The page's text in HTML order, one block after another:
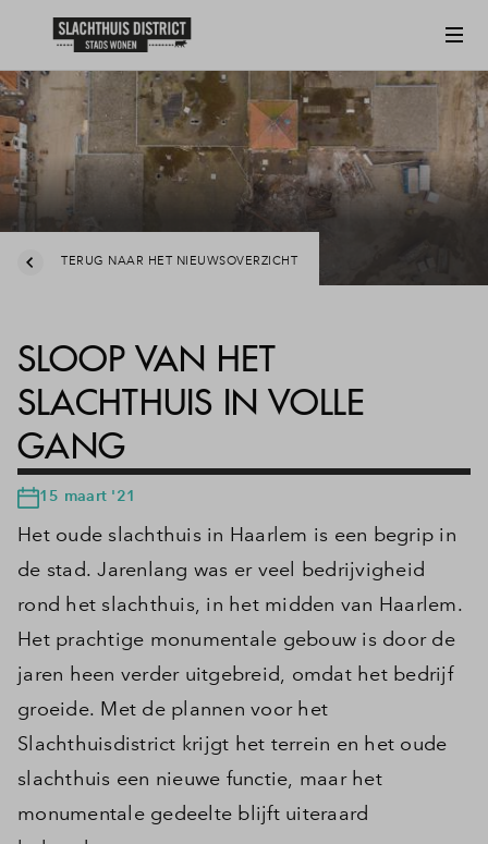
TERUG NAAR HET NIEUWSOVERZICHT
SLOOP VAN HET
SLACHTHUIS IN VOLLE
GANG
15 maart '21
Het oude slachthuis in Haarlem is een begrip in
de stad. Jarenlang was er veel bedrijvigheid
rond het slachthuis, in het midden van Haarlem.
Het prachtige monumentale gebouw is door de
jaren heen verder uitgebreid, omdat het bedrijf
groeide. Met de plannen voor het
Slachthuisdistrict krijgt het terrein en het oude
slachthuis een nieuwe functie, maar het
monumentale gedeelte blijft uiteraard